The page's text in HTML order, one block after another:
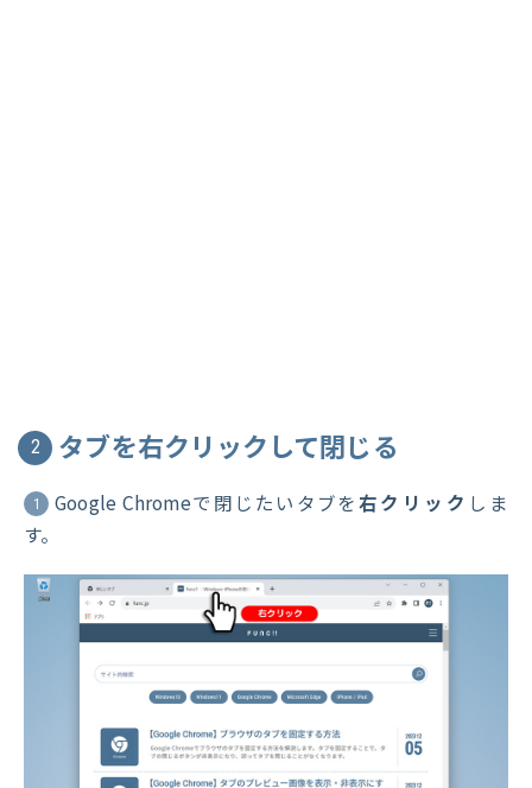
2 タブを右クリックして閉じる
1 Google Chromeで閉じたいタブを右クリック しま
す。